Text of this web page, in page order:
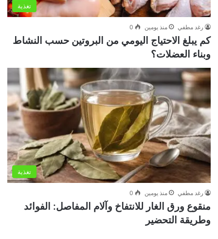
تغذية
رغد مطفي منذ يومين 0
كم يبلغ الاحتياج اليومي من البروتين حسب النشاط
وبناء العضلات؟
تغذية
رغد مطفي منذ يومين 0
منقوع ورق الغار للانتفاخ وآلام المفاصل: الفوائد
وطريقة التحضير